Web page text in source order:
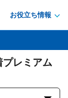
お役立ち情報
レミアム